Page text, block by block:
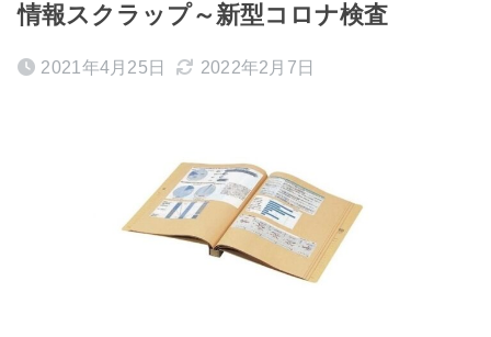
情報スクラップ～新型コロナ検査
2021年4月25日 2022年2月7日